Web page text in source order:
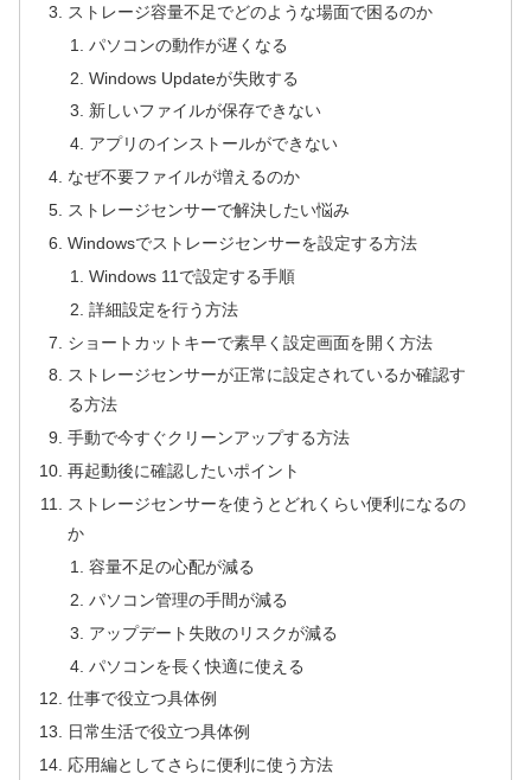
ストレージ容量不足でどのような場面で困るのか
パソコンの動作が遅くなる
Windows Updateが失敗する
新しいファイルが保存できない
アプリのインストールができない
なぜ不要ファイルが増えるのか
ストレージセンサーで解決したい悩み
Windowsでストレージセンサーを設定する方法
Windows 11で設定する手順
詳細設定を行う方法
ショートカットキーで素早く設定画面を開く方法
ストレージセンサーが正常に設定されているか確認す
る方法
手動で今すぐクリーンアップする方法
再起動後に確認したいポイント
ストレージセンサーを使うとどれくらい便利になるの
か
容量不足の心配が減る
パソコン管理の手間が減る
アップデート失敗のリスクが減る
パソコンを長く快適に使える
仕事で役立つ具体例
日常生活で役立つ具体例
応用編としてさらに便利に使う方法